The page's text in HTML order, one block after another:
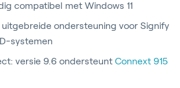
compatibel met Windows 11
uitgebreide ondersteuning voor Signify
systemen
versie 9.6 ondersteunt Connext 915